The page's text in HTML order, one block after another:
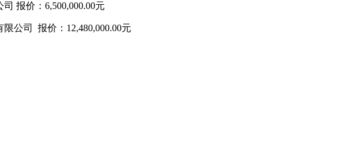
报价：6,500,000.00元
公司 报价：12,480,000.00元